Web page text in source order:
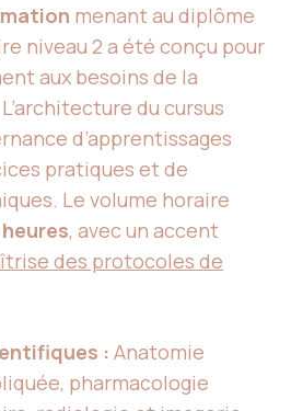
menant au diplôme
niveau 2 a été conçu pour
aux besoins de la
du cursus
d’apprentissages
pratiques et de
Le volume horaire
, avec un accent
des protocoles de
: Anatomie
pharmacologie